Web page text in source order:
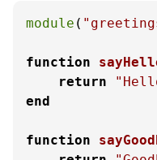
module (
function
return
end
function